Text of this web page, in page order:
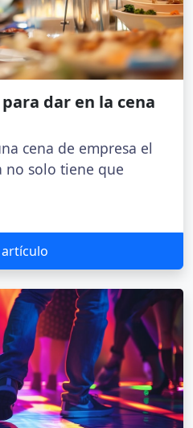
dar en la cena
cena de empresa el
no solo tiene que